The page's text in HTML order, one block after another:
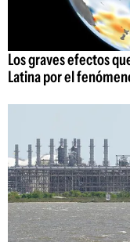
Los graves efectos
Latina por el